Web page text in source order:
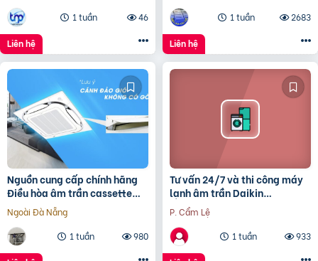
1 tuần
46
Liên hệ
1 tuần
2683
Liên hệ
Nguồn cung cấp chính hãng
Điều hòa âm trần cassette
DAIKIN FCFC40 giá siêu tốt
tại Thủ Đức
Ngoài Đà Nẵng
1 tuần
980
Tư vấn 24/7 và thi công máy
lạnh âm trần Daikin
FCNQ42MV1 5 ngựa giá rẻ
P. Cẩm Lệ
1 tuần
933